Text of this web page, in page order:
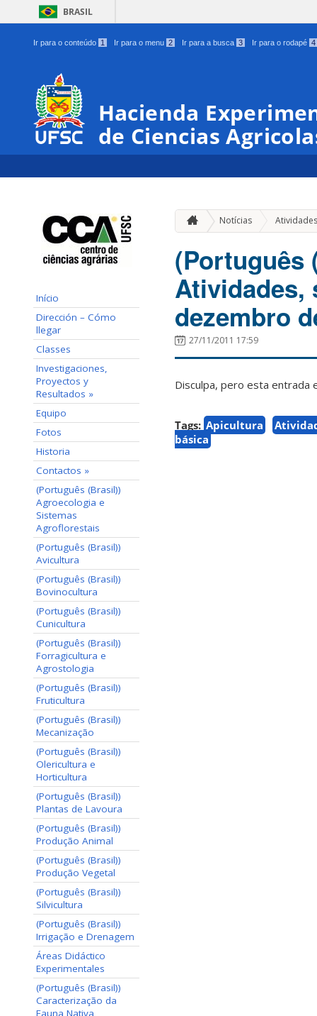
BRASIL
Ir para o conteúdo 1 Ir para o menu 2 Ir para a busca 3 Ir para o rodapé 4
Hacienda
de Ciencias
Início
Dirección – Cómo
llegar
Classes
Investigaciones,
Proyectos y
Resultados »
Equipo
Fotos
Historia
Contactos »
(Português (Brasil))
Agroecologia e
Sistemas
Agroflorestais
(Português (Brasil))
Avicultura
(Português (Brasil))
Bovinocultura
(Português (Brasil))
Cunicultura
(Português (Brasil))
Forragicultura e
Agrostologia
(Português (Brasil))
Fruticultura
(Português (Brasil))
Mecanização
(Português (Brasil))
Olericultura e
Horticultura
(Português (Brasil))
Plantas de Lavoura
(Português (Brasil))
Produção Animal
(Português (Brasil))
Produção Vegetal
(Português (Brasil))
Silvicultura
(Português (Brasil))
Irrigação e Drenagem
Áreas Didáctico
Experimentales
(Português (Brasil))
Caracterização da
Fauna Nativa
Notícias
(Português
Atividades,
dezembro
27/11/2011 17:59
Disculpa, pero esta entrada
Tags: Apicultura
básica